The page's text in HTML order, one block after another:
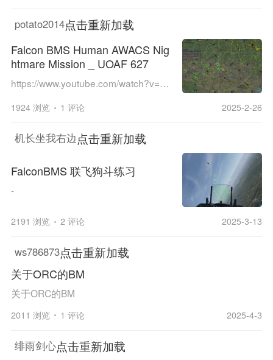
potato2014点击重新加载
Falcon BMS Human AWACS Nig
htmare Mission _ UOAF 627
https://www.youtube.com/watch?v=5ZSI6PHAbzw
1924 浏览 1 评论 2025-2-26
机长坐我右边点击重新加载
FalconBMS 联飞狗斗练习
-
2191 浏览 2 评论 2025-3-13
ws786873点击重新加载
关于ORC的BM
关于ORC的BM
2011 浏览 1 评论 2025-4-3
绯雨剑心点击重新加载